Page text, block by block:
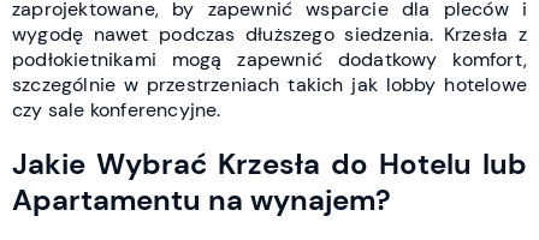
zaprojektowane, by zapewnić wsparcie dla pleców i
wygodę nawet podczas dłuższego siedzenia. Krzesła z
podłokietnikami mogą zapewnić dodatkowy komfort,
szczególnie w przestrzeniach takich jak lobby hotelowe
czy sale konferencyjne.
Jakie Wybrać Krzesła do Hotelu lub
Apartamentu na wynajem?